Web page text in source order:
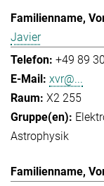
Javier
+49 89
xvr@...
X2 255
Astrophysik